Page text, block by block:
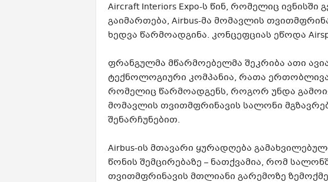
Aircraft Interiors Expo-ს წინ, რომელიც ივნისში
გაიმართება, Airbus-მა მომავლის
ხედვა წარმოადგინა. კონცეფციას ეწოდა
ფრანგულმა მწარმოებელმა შეკრიბა ათი
ტექნოლოგიური კომპანია, რათა
რომელიც წარმოადგენს, როგორ უნდა
მომავლის თვითმფრინავის სალონი
შენარჩუნებით.
Airbus-ის მთავარი ყურადღება
წონის შემცირებაზე – ნათქვამია, რომ
თვითმფრინავის მთლიანი გარემოზე